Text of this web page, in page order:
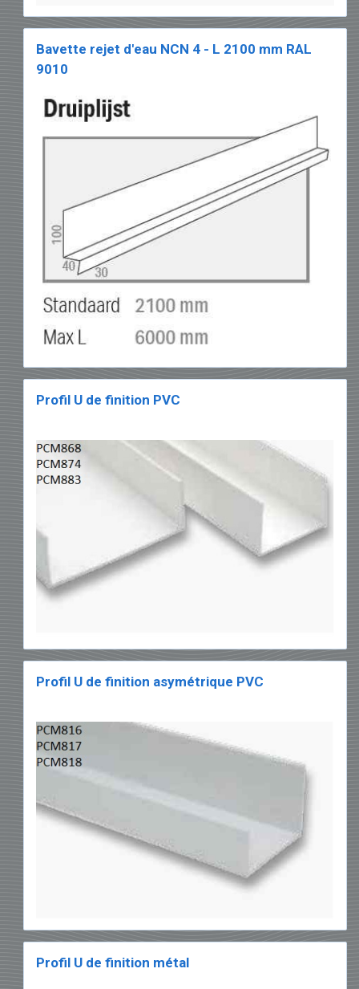
Bavette rejet d'eau NCN 4 - L 2100 mm RAL
9010
Profil U de finition PVC
Profil U de finition asymétrique PVC
Profil U de finition métal